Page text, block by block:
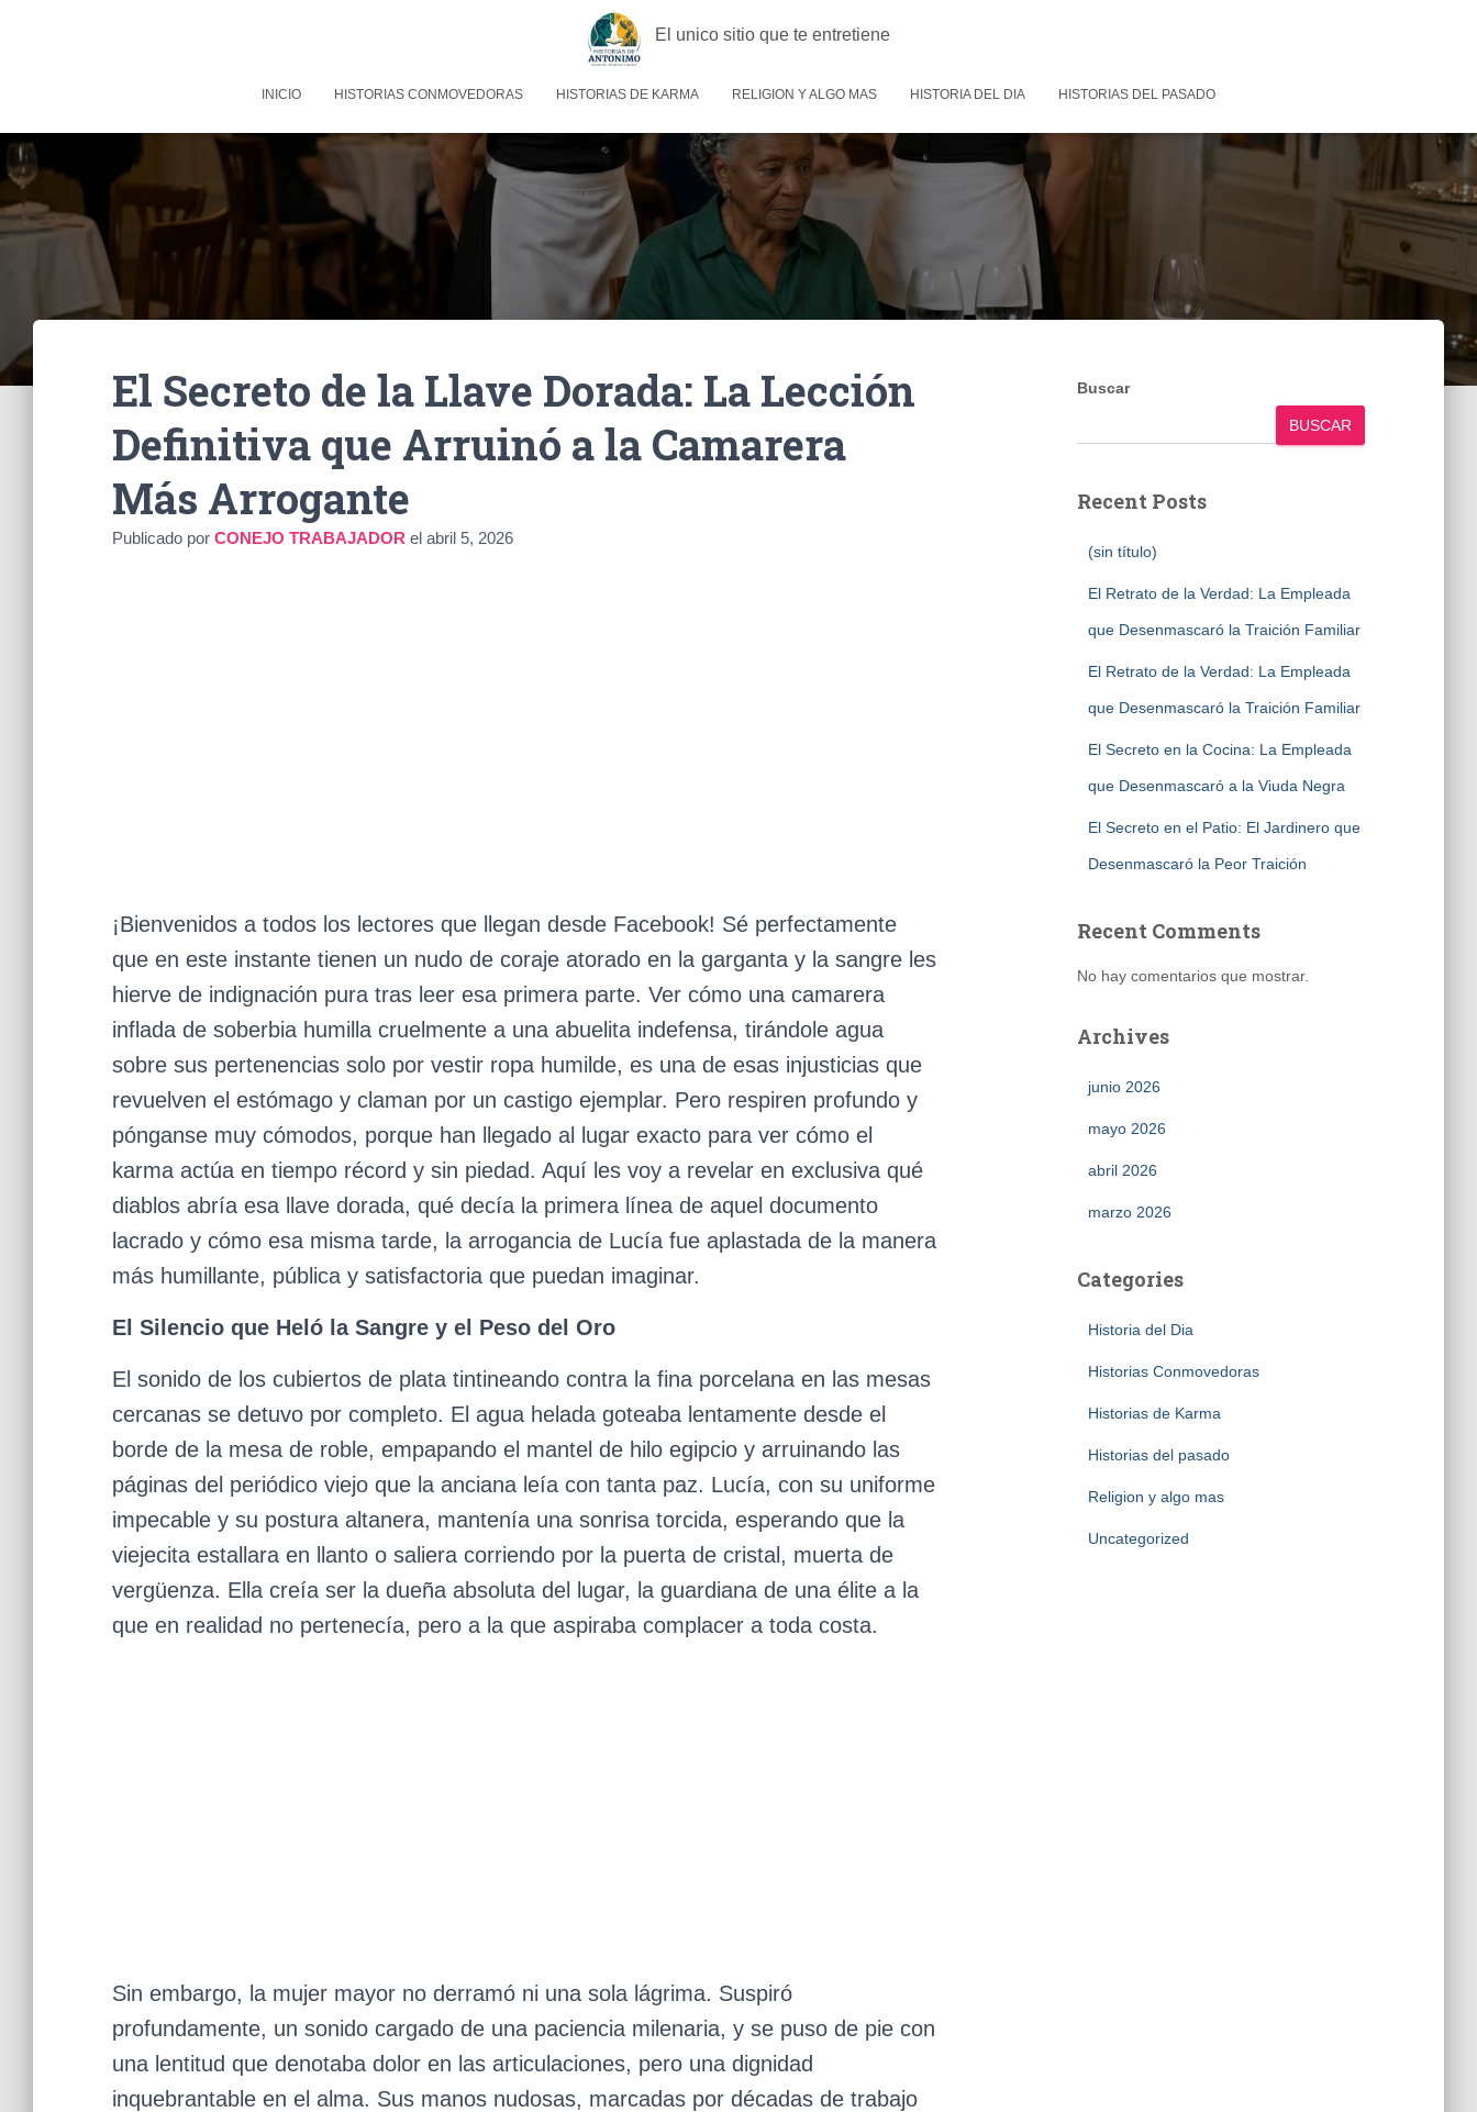
El unico sitio que te entretiene
INICIO HISTORIAS CONMOVEDORAS HISTORIAS DE KARMA RELIGION Y ALGO MAS HISTORIA DEL DIA HISTORIAS DEL PASADO
El Secreto de la Llave Dorada: La Lección
Definitiva que Arruinó a la Camarera
Más Arrogante
Publicado por CONEJO TRABAJADOR el abril 5, 2026
¡Bienvenidos a todos los lectores que llegan desde Facebook! Sé perfectamente
que en este instante tienen un nudo de coraje atorado en la garganta y la sangre les
hierve de indignación pura tras leer esa primera parte. Ver cómo una camarera
inflada de soberbia humilla cruelmente a una abuelita indefensa, tirándole agua
sobre sus pertenencias solo por vestir ropa humilde, es una de esas injusticias que
revuelven el estómago y claman por un castigo ejemplar. Pero respiren profundo y
pónganse muy cómodos, porque han llegado al lugar exacto para ver cómo el
karma actúa en tiempo récord y sin piedad. Aquí les voy a revelar en exclusiva qué
diablos abría esa llave dorada, qué decía la primera línea de aquel documento
lacrado y cómo esa misma tarde, la arrogancia de Lucía fue aplastada de la manera
más humillante, pública y satisfactoria que puedan imaginar.
El Silencio que Heló la Sangre y el Peso del Oro
El sonido de los cubiertos de plata tintineando contra la fina porcelana en las mesas
cercanas se detuvo por completo. El agua helada goteaba lentamente desde el
borde de la mesa de roble, empapando el mantel de hilo egipcio y arruinando las
páginas del periódico viejo que la anciana leía con tanta paz. Lucía, con su uniforme
impecable y su postura altanera, mantenía una sonrisa torcida, esperando que la
viejecita estallara en llanto o saliera corriendo por la puerta de cristal, muerta de
vergüenza. Ella creía ser la dueña absoluta del lugar, la guardiana de una élite a la
que en realidad no pertenecía, pero a la que aspiraba complacer a toda costa.
Sin embargo, la mujer mayor no derramó ni una sola lágrima. Suspiró
profundamente, un sonido cargado de una paciencia milenaria, y se puso de pie con
una lentitud que denotaba dolor en las articulaciones, pero una dignidad
inquebrantable en el alma. Sus manos nudosas, marcadas por décadas de trabajo
Buscar
BUSCAR
Recent Posts
(sin título)
El Retrato de la Verdad: La Empleada
que Desenmascaró la Traición Familiar
El Retrato de la Verdad: La Empleada
que Desenmascaró la Traición Familiar
El Secreto en la Cocina: La Empleada
que Desenmascaró a la Viuda Negra
El Secreto en el Patio: El Jardinero que
Desenmascaró la Peor Traición
Recent Comments
No hay comentarios que mostrar.
Archives
junio 2026
mayo 2026
abril 2026
marzo 2026
Categories
Historia del Dia
Historias Conmovedoras
Historias de Karma
Historias del pasado
Religion y algo mas
Uncategorized